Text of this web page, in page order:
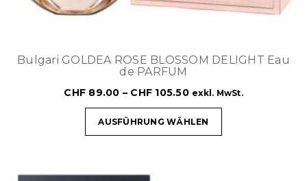
Bulgari GOLDEA ROSE BLOSSOM DELIGHT Eau
de PARFUM
CHF 89.00 – CHF 105.50 exkl. MwSt.
AUSFÜHRUNG WÄHLEN